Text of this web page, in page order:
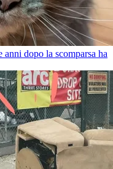
dopo la scomparsa ha